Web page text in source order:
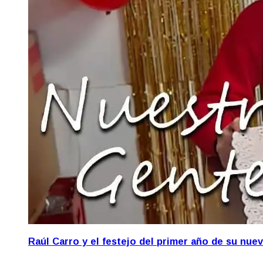
Raúl Carro y el festejo del primer año de su